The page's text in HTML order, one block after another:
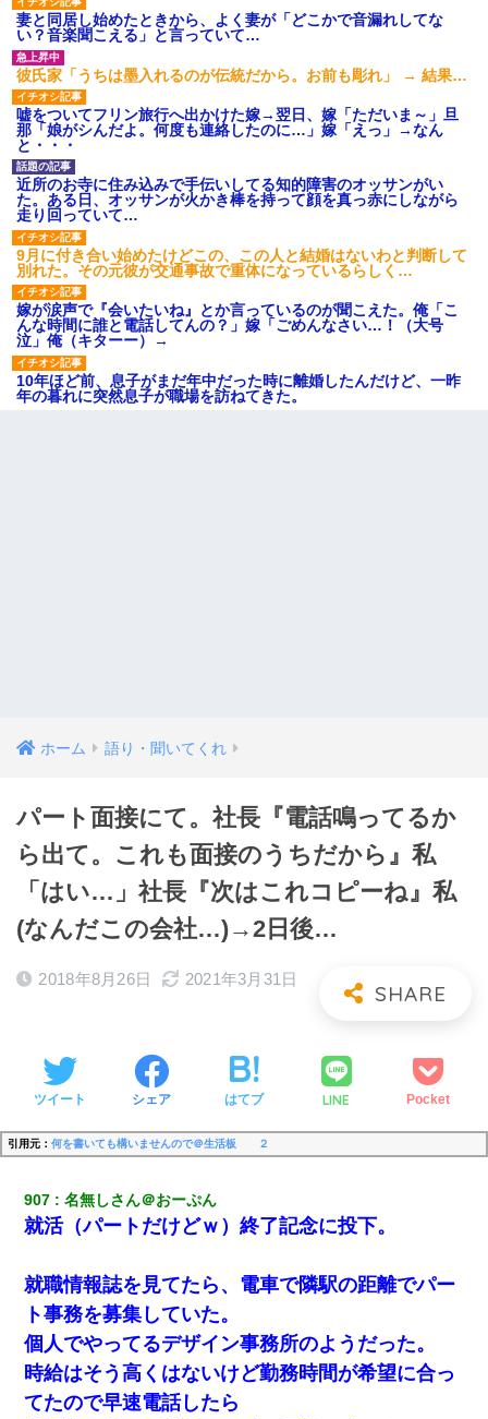
妻と同居し始めたときから、よく妻が「どこかで音漏れしてな
い？音楽聞こえる」と言っていて…
彼氏家「うちは墨入れるのが伝統だから。お前も彫れ」 → 結果…
嘘をついてフリン旅行へ出かけた嫁→翌日、嫁「ただいま～」旦
那「娘がシんだよ。何度も連絡したのに…」嫁「えっ」→なん
と・・・
近所のお寺に住み込みで手伝いしてる知的障害のオッサンがい
た。ある日、オッサンが火かき棒を持って顔を真っ赤にしながら
走り回っていて…
9月に付き合い始めたけどこの、この人と結婚はないわと判断して
別れた。その元彼が交通事故で重体になっているらしく…
嫁が涙声で『会いたいね』とか言っているのが聞こえた。俺「こ
んな時間に誰と電話してんの？」嫁「ごめんなさい…！（大号
泣」俺（キターー）→
10年ほど前、息子がまだ年中だった時に離婚したんだけど、一昨
年の暮れに突然息子が職場を訪ねてきた。
ホーム 語り・聞いてくれ
パート面接にて。社長『電話鳴ってるか
ら出て。これも面接のうちだから』私
「はい…」社長『次はこれコピーね』私
(なんだこの会社…)→2日後…
2018年8月26日 2021年3月31日
ツイート シェア はてブ LINE Pocket
引用元： 何を書いても構いませんので＠生活板 ２
907 名無しさん＠おーぷん
就活（パートだけどｗ）終了記念に投下。
就職情報誌を見てたら、電車で隣駅の距離でパー
ト事務を募集していた。
個人でやってるデザイン事務所のようだった。
時給はそう高くはないけど勤務時間が希望に合っ
てたので早速電話したら